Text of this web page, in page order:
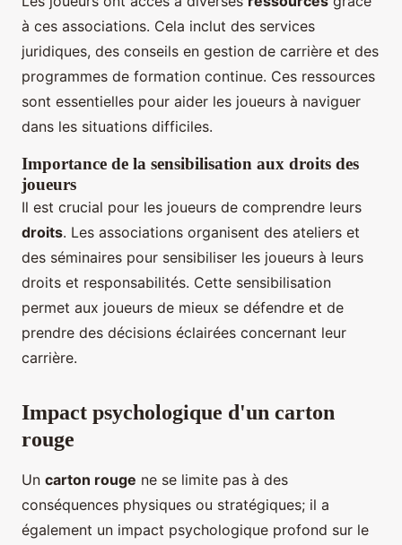
à ces associations. Cela inclut des services
juridiques, des conseils en gestion de carrière et des
programmes de formation continue. Ces ressources
sont essentielles pour aider les joueurs à naviguer
dans les situations difficiles.
Importance de la sensibilisation aux droits des
joueurs
Il est crucial pour les joueurs de comprendre leurs
droits. Les associations organisent des ateliers et
des séminaires pour sensibiliser les joueurs à leurs
droits et responsabilités. Cette sensibilisation
permet aux joueurs de mieux se défendre et de
prendre des décisions éclairées concernant leur
carrière.
Impact psychologique d'un carton
rouge
Un carton rouge ne se limite pas à des
conséquences physiques ou stratégiques; il a
également un impact psychologique profond sur le